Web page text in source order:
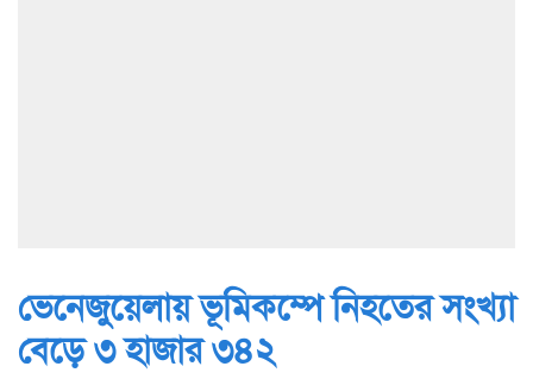
ভেনেজুয়েলায় ভূমিকম্পে নিহতের সংখ্যা
বেড়ে ৩ হাজার ৩৪২